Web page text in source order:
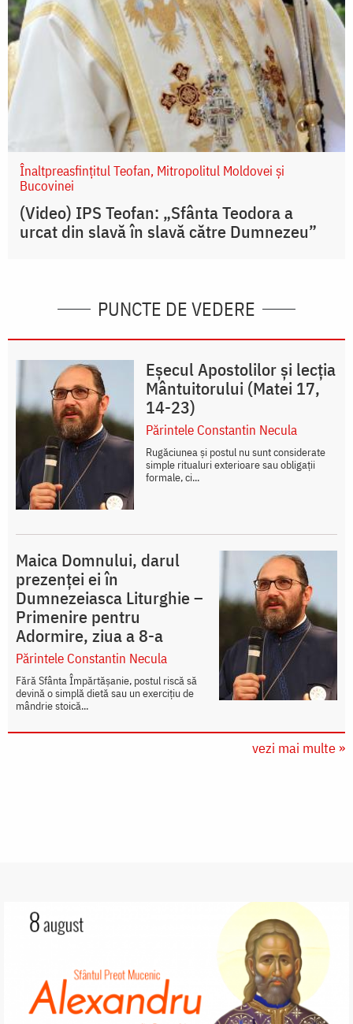
Înaltpreasfințitul Teofan, Mitropolitul Moldovei și
Bucovinei
(Video) IPS Teofan: „Sfânta Teodora a
urcat din slavă în slavă către Dumnezeu”
PUNCTE DE VEDERE
Eșecul Apostolilor și lecția
Mântuitorului (Matei 17,
14-23)
Părintele Constantin Necula
Rugăciunea și postul nu sunt considerate
simple ritualuri exterioare sau obligații
formale, ci...
Maica Domnului, darul
prezenței ei în
Dumnezeiasca Liturghie –
Primenire pentru
Adormire, ziua a 8-a
Părintele Constantin Necula
Fără Sfânta Împărtășanie, postul riscă să
devină o simplă dietă sau un exercițiu de
mândrie stoică...
vezi mai multe »